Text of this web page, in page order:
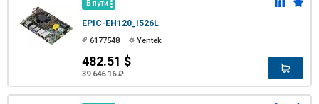
В пути
EPIC-EH120_I526L
6177548 Yentek
482.51 $
39 646.16 ₽